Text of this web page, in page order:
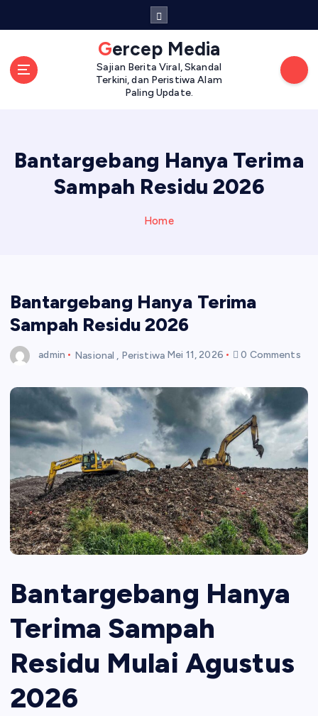
Gercep Media
Sajian Berita Viral, Skandal
Terkini, dan Peristiwa Alam
Paling Update.
Bantargebang Hanya Terima
Sampah Residu 2026
Home
Bantargebang Hanya Terima
Sampah Residu 2026
admin Nasional , Peristiwa Mei 11, 2026 0 Comments
Bantargebang Hanya
Terima Sampah
Residu Mulai Agustus
2026